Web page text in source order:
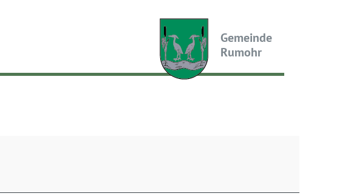
Gemeinde
Rumohr